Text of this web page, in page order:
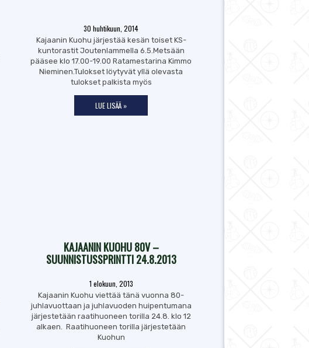
30 huhtikuun, 2014
Kajaanin Kuohu järjestää kesän toiset KS-
kuntorastit Joutenlammella 6.5.Metsään
pääsee klo 17.00-19.00 Ratamestarina Kimmo
Nieminen.Tulokset löytyvät yllä olevasta
tulokset palkista myös
LUE LISÄÄ »
KAJAANIN KUOHU 80V –
SUUNNISTUSSPRINTTI 24.8.2013
1 elokuun, 2013
Kajaanin Kuohu viettää tänä vuonna 80-
juhlavuottaan ja juhlavuoden huipentumana
järjestetään raatihuoneen torilla 24.8. klo 12
alkaen. Raatihuoneen torilla järjestetään
Kuohun